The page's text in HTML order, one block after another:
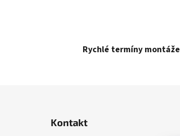
Rychlé termíny montáže
Kontakt